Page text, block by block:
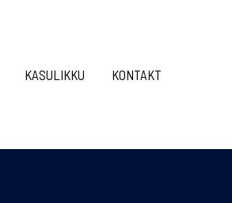
KASULIKKU KONTAKT